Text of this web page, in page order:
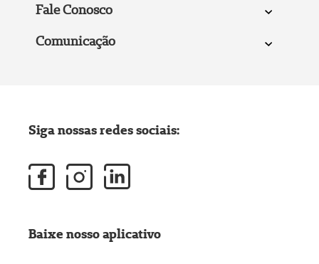
Fale Conosco
Comunicação
Siga nossas redes sociais:
Baixe nosso aplicativo